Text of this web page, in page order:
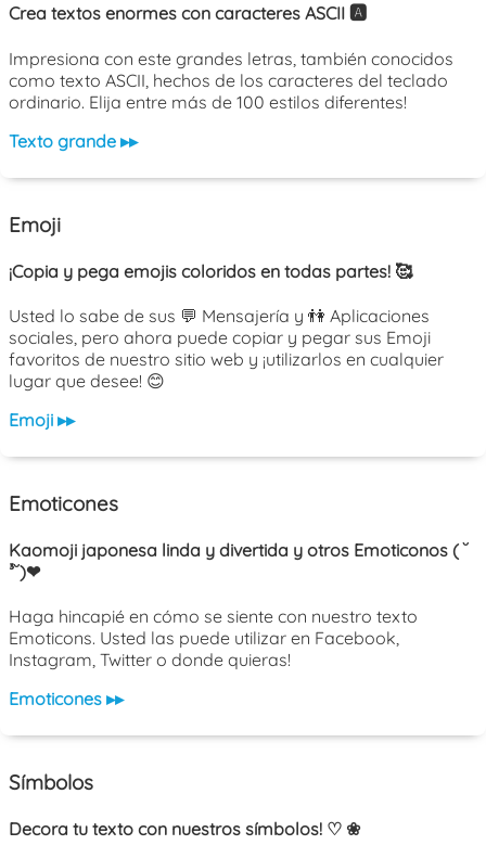
Crea textos enormes con caracteres ASCII 🅰️
Impresiona con este grandes letras, también conocidos
como texto ASCII, hechos de los caracteres del teclado
ordinario. Elija entre más de 100 estilos diferentes!
Texto grande ▸▸
Emoji
¡Copia y pega emojis coloridos en todas partes! 🥰
Usted lo sabe de sus 💬 Mensajería y 👫 Aplicaciones
sociales, pero ahora puede copiar y pegar sus Emoji
favoritos de nuestro sitio web y ¡utilizarlos en cualquier
lugar que desee! 😊
Emoji ▸▸
Emoticones
Kaomoji japonesa linda y divertida y otros Emoticonos ( ˘
³˘)❤
Haga hincapié en cómo se siente con nuestro texto
Emoticons. Usted las puede utilizar en Facebook,
Instagram, Twitter o donde quieras!
Emoticones ▸▸
Símbolos
Decora tu texto con nuestros símbolos! ♡ ❀